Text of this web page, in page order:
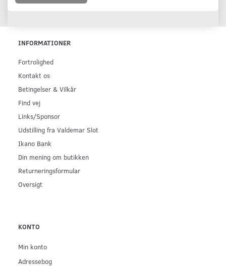
INFORMATIONER
Fortrolighed
Kontakt os
Betingelser & Vilkår
Find vej
Links/Sponsor
Udstilling fra Valdemar Slot
Ikano Bank
Din mening om butikken
Returneringsformular
Oversigt
KONTO
Min konto
Adressebog